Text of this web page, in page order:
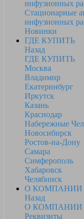
инфузионных
Стационарные
инфузионных
Новинки
ГДЕ КУПИТЬ
Назад
ГДЕ КУПИТЬ
Москва
Владимир
Екатеринбург
Иркутск
Казань
Краснодар
Набережные
Новосибирск
Ростов-на-Дону
Самара
Симферополь
Хабаровск
Челябинск
О КОМПАНИИ
Назад
О КОМПАНИИ
Реквизиты